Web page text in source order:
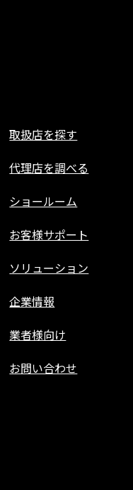
取扱店を探す
代理店を調べる
ショールーム
お客様サポート
ソリューション
企業情報
業者様向け
お問い合わせ